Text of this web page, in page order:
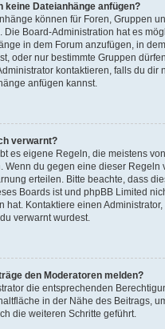
keine Dateianhänge anfügen?
können für Foren, Gruppen
Die Board-Administration hat es
in dem Forum anzufügen, in
oder nur bestimmte Gruppen
kontaktieren, falls du dir
anfügen kannst.
verwarnt?
es eigene Regeln, die meistens
Wenn du gegen eine dieser Regeln
erteilen. Bitte beachte, dass
Boards ist und phpBB Limited
hat. Kontaktiere einen
verwarnt wurdest.
den Moderatoren melden?
die entsprechenden
in der Nähe des Beitrags,
die weiteren Schritte geführt.